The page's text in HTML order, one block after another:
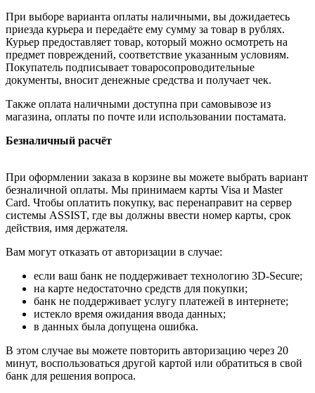
При выборе варианта оплаты наличными, вы дожидаетесь
приезда курьера и передаёте ему сумму за товар в рублях.
Курьер предоставляет товар, который можно осмотреть на
предмет повреждений, соответствие указанным условиям.
Покупатель подписывает товаросопроводительные
документы, вносит денежные средства и получает чек.
Также оплата наличными доступна при самовывозе из
магазина, оплаты по почте или использовании постамата.
Безналичный расчёт
При оформлении заказа в корзине вы можете выбрать вариант
безналичной оплаты. Мы принимаем карты Visa и Master
Card. Чтобы оплатить покупку, вас перенаправит на сервер
системы ASSIST, где вы должны ввести номер карты, срок
действия, имя держателя.
Вам могут отказать от авторизации в случае:
если ваш банк не поддерживает технологию 3D-Secure;
на карте недостаточно средств для покупки;
банк не поддерживает услугу платежей в интернете;
истекло время ожидания ввода данных;
в данных была допущена ошибка.
В этом случае вы можете повторить авторизацию через 20
минут, воспользоваться другой картой или обратиться в свой
банк для решения вопроса.